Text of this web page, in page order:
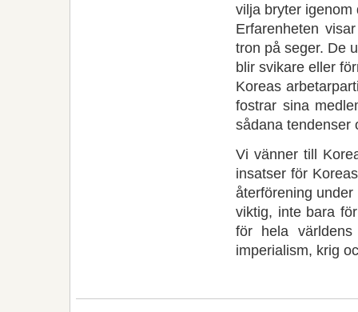
vilja bryter igenom
Erfarenheten
tron på seger. De
blir svikare eller
Koreas
fostrar sina
sådana tendenser
Vi vänner till
insatser för
återförening
viktig, inte bara
för hela
imperialism, krig